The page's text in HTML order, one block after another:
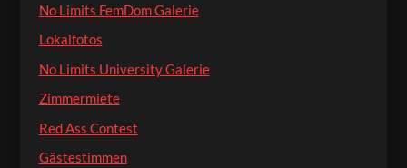
No Limits FemDom Galerie
Lokalfotos
No Limits University Galerie
Zimmermiete
Red Ass Contest
Gästestimmen